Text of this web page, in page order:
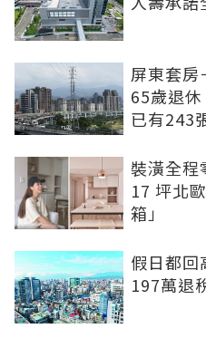
屏東套房
65歲退
已有243
裝潢全程
17 坪北
箱」
假日都回
197萬退